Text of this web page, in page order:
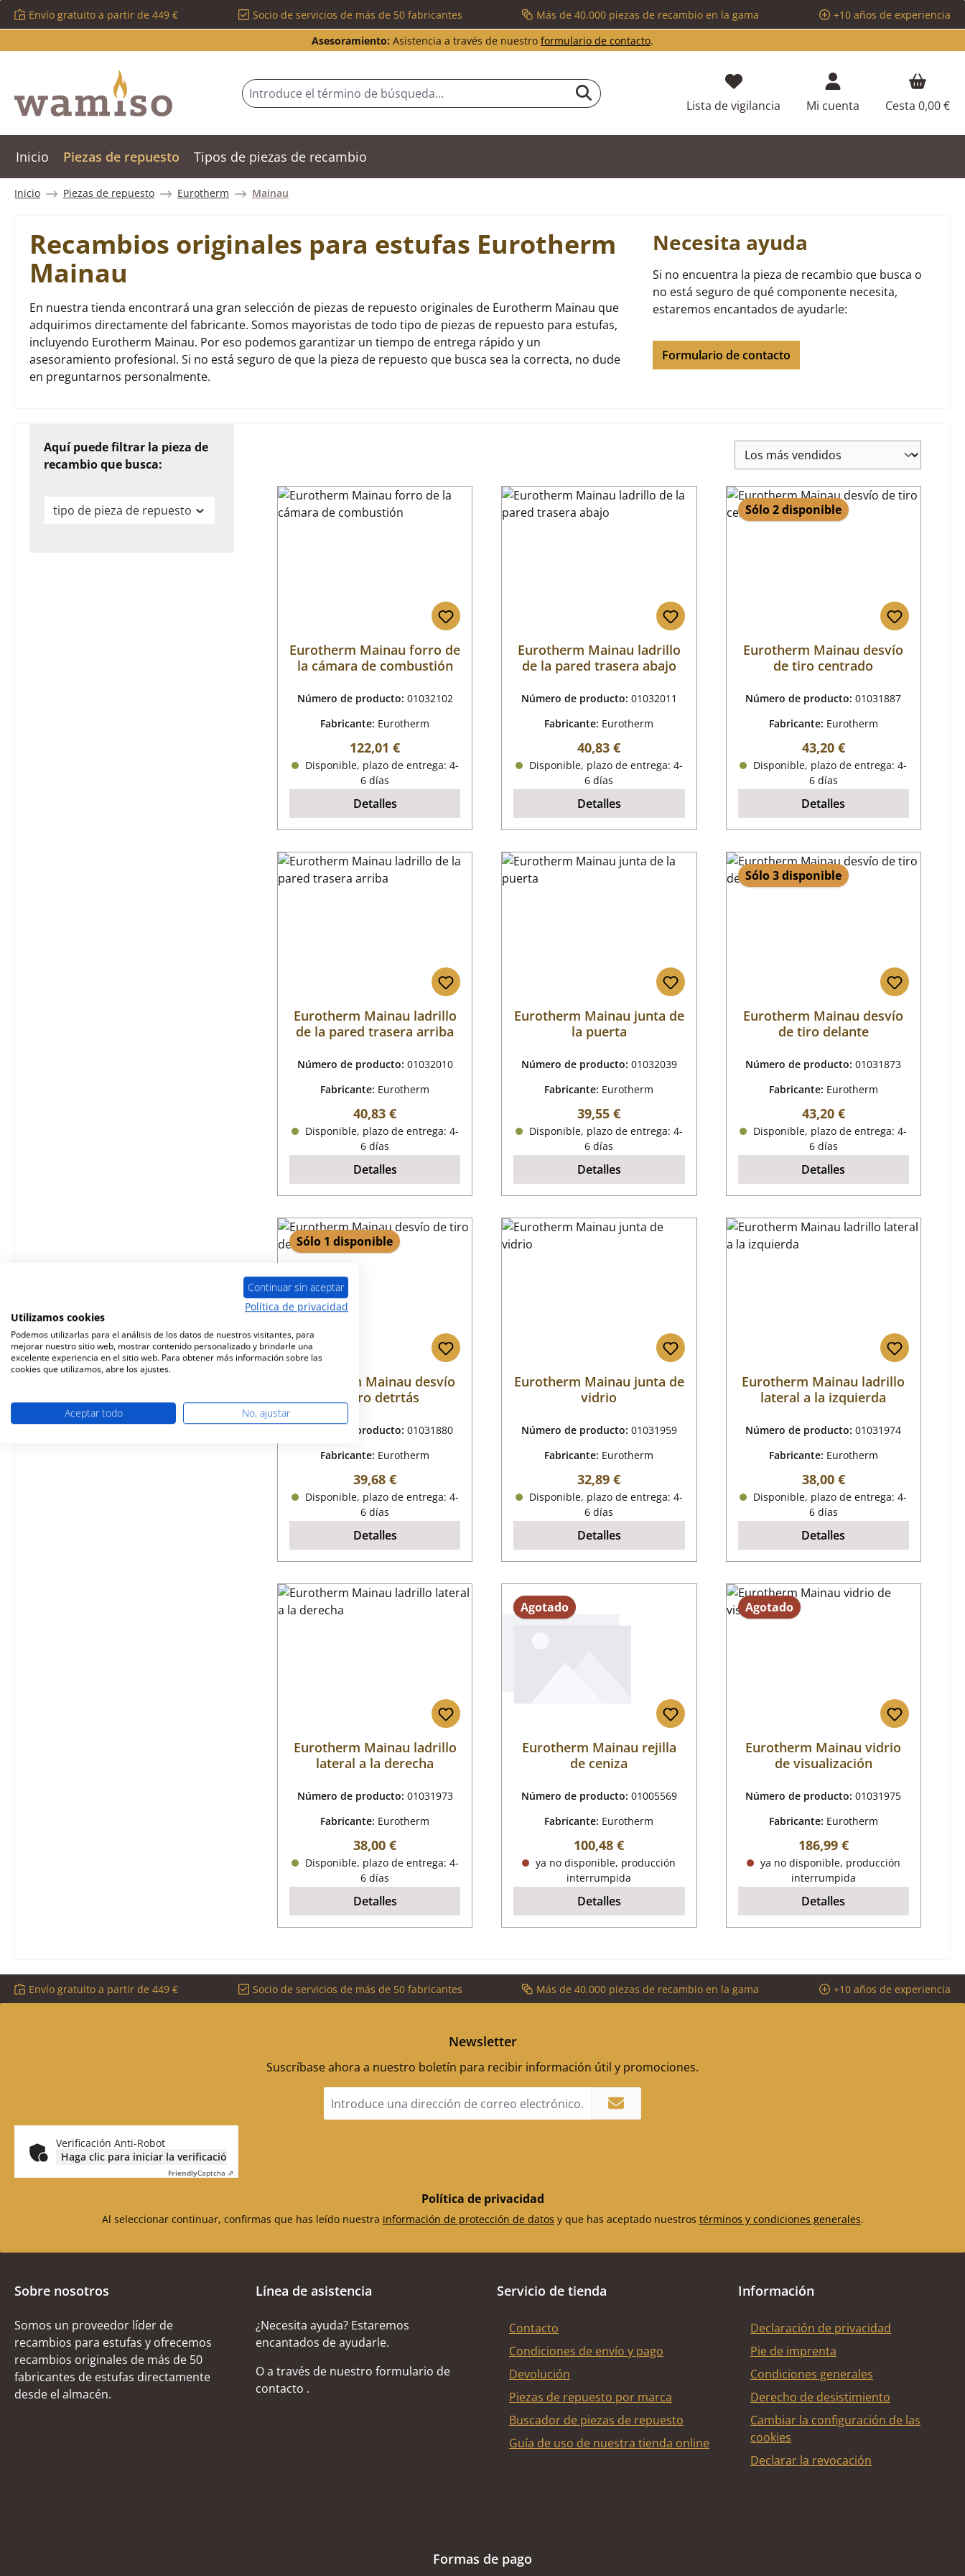
al contenido principal
Saltar a la búsqueda
Saltar a la navegación principal
Envío gratuito a partir de 449 € Socio de servicios de más de 50 fabricantes Más de 40.000 piezas de recambio en la gama
+10 años de experiencia
Asesoramiento: Asistencia a través de nuestro formulario de contacto.
Lista de vigilancia Tienes 0 artículos en tu lista de
Mi cuenta Cesta 0,00 €
Inicio Piezas de repuesto Tipos de piezas de recambio
Inicio Piezas de repuesto Eurotherm Mainau
Recambios originales para estufas Eurotherm
Mainau
En nuestra tienda encontrará una gran selección de piezas de repuesto originales de Eurotherm Mainau que
adquirimos directamente del fabricante. Somos mayoristas de todo tipo de piezas de repuesto para estufas,
incluyendo Eurotherm Mainau. Por eso podemos garantizar un tiempo de entrega rápido y un
asesoramiento profesional. Si no está seguro de que la pieza de repuesto que busca sea la correcta, no dude
en preguntarnos personalmente.
Necesita ayuda
Si no encuentra la pieza de recambio que busca o
no está seguro de qué componente necesita,
estaremos encantados de ayudarle:
Formulario de contacto
Aquí puede filtrar la pieza de
recambio que busca:
tipo de pieza de repuesto
Eurotherm Mainau forro de
la cámara de combustión
Número de producto: 01032102
Fabricante: Eurotherm
Precio normal:
122,01 €
Disponible, plazo de entrega: 4-
6 días
Detalles
Eurotherm Mainau ladrillo
de la pared trasera abajo
Número de producto: 01032011
Fabricante: Eurotherm
Precio normal:
40,83 €
Disponible, plazo de entrega: 4-
6 días
Detalles
Sólo 2 disponible
Eurotherm Mainau desvío
de tiro centrado
Número de producto:01031887
Fabricante: Eurotherm
Precio normal:
43,20 €
Disponible, plazo de entrega: 4-
6 días
Detalles
Eurotherm Mainau ladrillo
de la pared trasera arriba
Número de producto: 01032010
Fabricante: Eurotherm
Precio normal:
40,83 €
Disponible, plazo de entrega: 4-
6 días
Detalles
Eurotherm Mainau junta de
la puerta
Número de producto: 01032039
Fabricante: Eurotherm
Precio normal:
39,55 €
Disponible, plazo de entrega: 4-
6 días
Detalles
Sólo 3 disponible
Eurotherm Mainau desvío
de tiro delante
Número de producto:01031873
Fabricante: Eurotherm
Precio normal:
43,20 €
Disponible, plazo de entrega: 4-
6 días
Detalles
Sólo 1 disponible
Eurotherm Mainau desvío
de tiro detrtás
Número de producto: 01031880
Fabricante: Eurotherm
Precio normal:
39,68 €
Disponible, plazo de entrega: 4-
6 días
Detalles
Eurotherm Mainau junta de
vidrio
Número de producto: 01031959
Fabricante: Eurotherm
Precio normal:
32,89 €
Disponible, plazo de entrega: 4-
6 días
Detalles
Eurotherm Mainau ladrillo
lateral a la izquierda
Número de producto:01031974
Fabricante: Eurotherm
Precio normal:
38,00 €
Disponible, plazo de entrega: 4-
6 días
Detalles
Eurotherm Mainau ladrillo
lateral a la derecha
Número de producto: 01031973
Fabricante: Eurotherm
Precio normal:
38,00 €
Disponible, plazo de entrega: 4-
6 días
Detalles
Agotado
Eurotherm Mainau rejilla
de ceniza
Número de producto: 01005569
Fabricante: Eurotherm
Precio normal:
100,48 €
ya no disponible, producción
interrumpida
Detalles
Agotado
Eurotherm Mainau vidrio
de visualización
Número de producto:01031975
Fabricante: Eurotherm
Precio normal:
186,99 €
ya no disponible, producción
interrumpida
Detalles
Envío gratuito a partir de 449 € Socio de servicios de más de 50 fabricantes Más de 40.000 piezas de recambio en la gama +10 años de experiencia
Newsletter
Suscríbase ahora a nuestro boletín para recibir información útil y promociones.
de
Verificación Anti-Robot
Haga clic para iniciar la verificación
FriendlyCaptcha ⇗
Política de privacidad
Al seleccionar continuar, confirmas que has leído nuestra información de protección de datos y que has aceptado nuestros términos y condiciones generales.
Sobre nosotros
Somos un proveedor líder de
recambios para estufas y ofrecemos
recambios originales de más de 50
fabricantes de estufas directamente
desde el almacén.
Línea de asistencia
¿Necesita ayuda? Estaremos
encantados de ayudarle.
O a través de nuestro formulario de
contacto .
Servicio de tienda
Contacto
Condiciones de envío y pago
Devolución
Piezas de repuesto por marca
Buscador de piezas de repuesto
Guía de uso de nuestra tienda online
Información
Declaración de privacidad
Pie de imprenta
Condiciones generales
Derecho de desistimiento
Cambiar la configuración de las
cookies
Declarar la revocación
Formas de pago
Continuar sin aceptar
Política de privacidad
Utilizamos cookies
Podemos utilizarlas para el análisis de los datos de nuestros visitantes, para
mejorar nuestro sitio web, mostrar contenido personalizado y brindarle una
excelente experiencia en el sitio web. Para obtener más información sobre las
cookies que utilizamos, abre los ajustes.
Aceptar todo No, ajustar